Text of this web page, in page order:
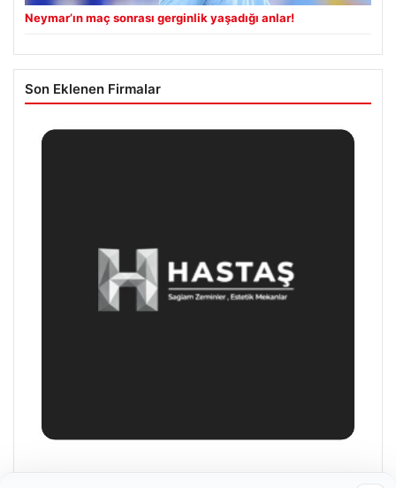
Neymar’ın maç sonrası gerginlik yaşadığı anlar!
Son Eklenen Firmalar